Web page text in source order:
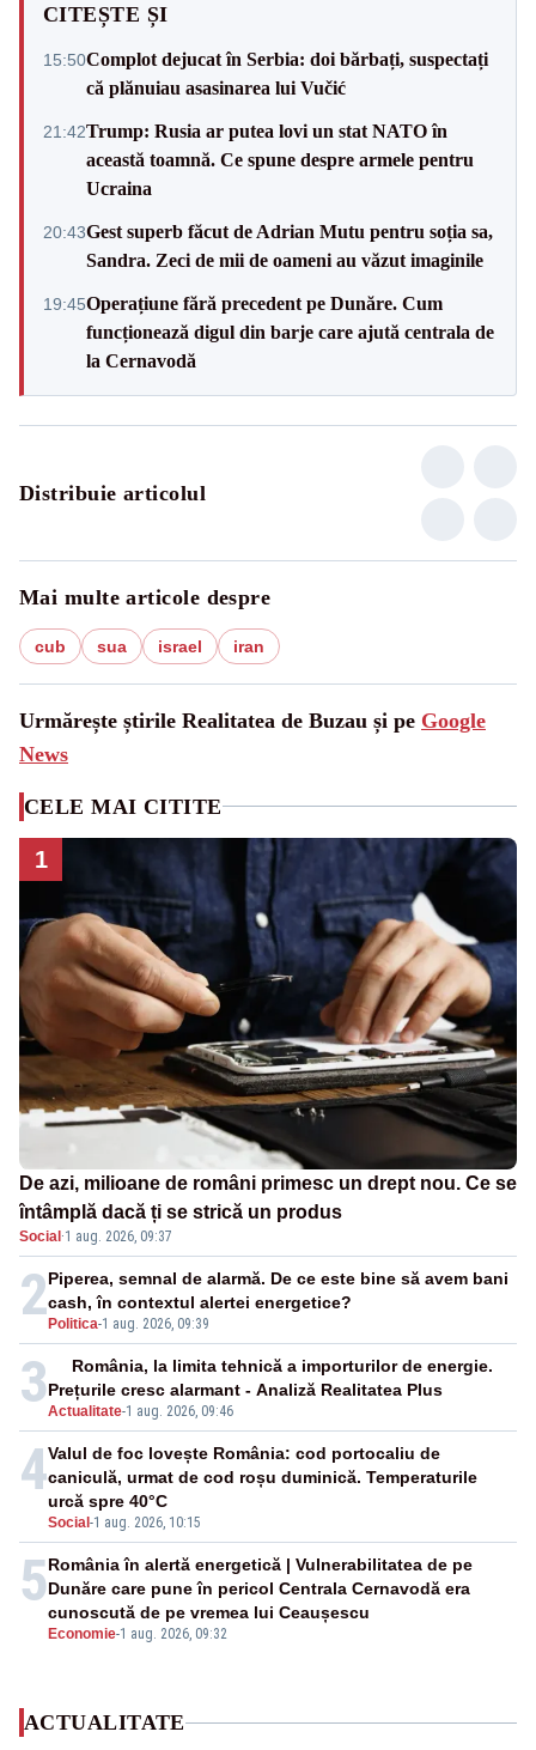
CITEȘTE ȘI
15:50Complot dejucat în Serbia: doi bărbați, suspectați
că plănuiau asasinarea lui Vučić
21:42Trump: Rusia ar putea lovi un stat NATO în
această toamnă. Ce spune despre armele pentru
Ucraina
20:43Gest superb făcut de Adrian Mutu pentru soția sa,
Sandra. Zeci de mii de oameni au văzut imaginile
19:45Operațiune fără precedent pe Dunăre. Cum
funcționează digul din barje care ajută centrala de
la Cernavodă
Distribuie articolul
Mai multe articole despre
cub sua israel iran
Urmărește știrile Realitatea de Buzau și pe Google
News
CELE MAI CITITE
1
De azi, milioane de români primesc un drept nou. Ce se
întâmplă dacă ți se strică un produs
Social ·1 aug. 2026, 09:37
2 Politica-1 aug. 2026, 09:39
Piperea, semnal de alarmă. De ce este bine să avem bani
cash, în contextul alertei energetice?
3Actualitate-1 aug. 2026, 09:46
România, la limita tehnică a importurilor de energie.
Prețurile cresc alarmant - Analiză Realitatea Plus
4
Social -1 aug. 2026, 10:15
Valul de foc lovește România: cod portocaliu de
caniculă, urmat de cod roșu duminică. Temperaturile
urcă spre 40°C
5
Economie-1 aug. 2026, 09:32
România în alertă energetică | Vulnerabilitatea de pe
Dunăre care pune în pericol Centrala Cernavodă era
cunoscută de pe vremea lui Ceaușescu
ACTUALITATE